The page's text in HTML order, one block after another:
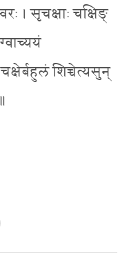
। सृचक्षाः चक्षिङ्
चक्षेर्बहुलं शिच्चेत्यसुन्